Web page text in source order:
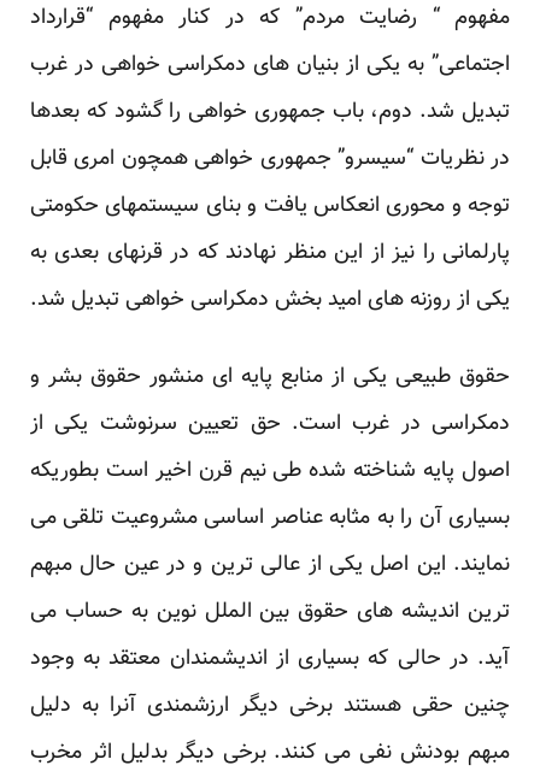
مفهوم “ رضایت مردم” که در کنار مفهوم “قرارداد
اجتماعی” به یکی از بنیان های دمکراسی خواهی در غرب
تبدیل شد. دوم، باب جمهوری خواهی را گشود که بعدها
در نظریات “سیسرو” جمهوری خواهی همچون امری قابل
توجه و محوری انعکاس یافت و بنای سیستمهای حکومتی
پارلمانی را نیز از این منظر نهادند که در قرنهای بعدی به
یکی از روزنه های امید بخش دمکراسی خواهی تبدیل شد.
حقوق طبیعی یکی از منابع پایه ای منشور حقوق بشر و
دمکراسی در غرب است. حق تعیین سرنوشت یکی از
اصول پایه شناخته شده طی نیم قرن اخیر است بطوریکه
بسیاری آن را به مثابه عناصر اساسی مشروعیت تلقی می
نمایند. این اصل یکی از عالی ترین و در عین حال مبهم
ترین اندیشه های حقوق بین الملل نوین به حساب می
آید. در حالی که بسیاری از اندیشمندان معتقد به وجود
چنین حقی هستند برخی دیگر ارزشمندی آنرا به دلیل
مبهم بودنش نفی می کنند. برخی دیگر بدلیل اثر مخرب